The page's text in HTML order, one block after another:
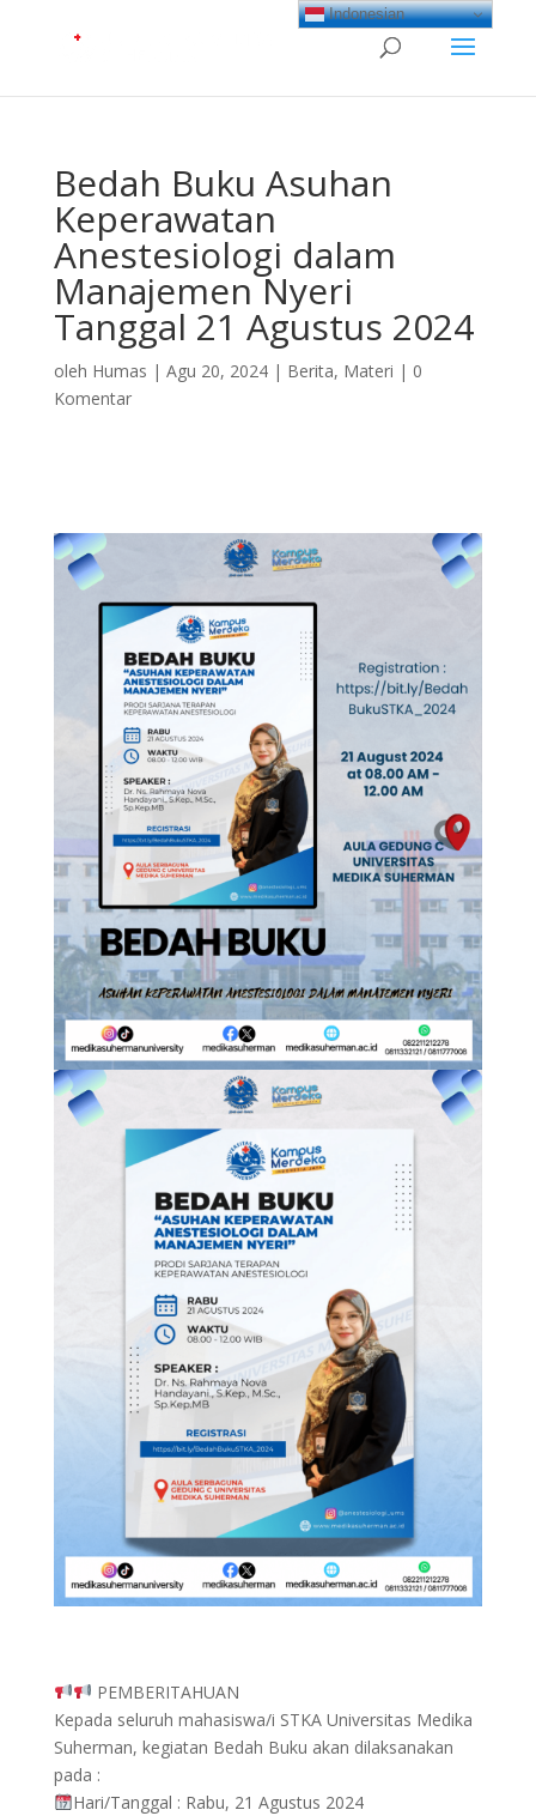
Bedah Buku Asuhan
Keperawatan
Anestesiologi dalam
Manajemen Nyeri
Tanggal 21 Agustus 2024
oleh Humas | Agu 20, 2024| Berita, Materi | 0
Komentar
PEMBERITAHUAN
Kepada seluruh mahasiswa/i STKA Universitas Medika
Suherman, kegiatan Bedah Buku akan dilaksanakan
pada :
Hari/Tanggal : Rabu, 21 Agustus 2024
Indonesian